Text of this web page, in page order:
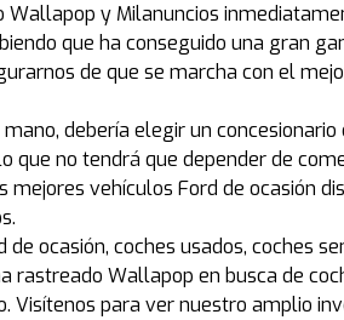
y Milanuncios
que ha conseguido una gran
de que se marcha con el
debería elegir un
que no tendrá que depender de
vehículos Ford de ocasión
ocasión, coches usados, coches
Wallapop en busca de
para ver nuestro amplio